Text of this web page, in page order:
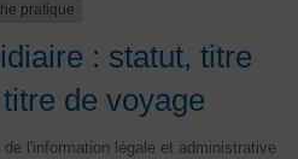
pratique
: statut, titre
de voyage
l'information légale et administrative